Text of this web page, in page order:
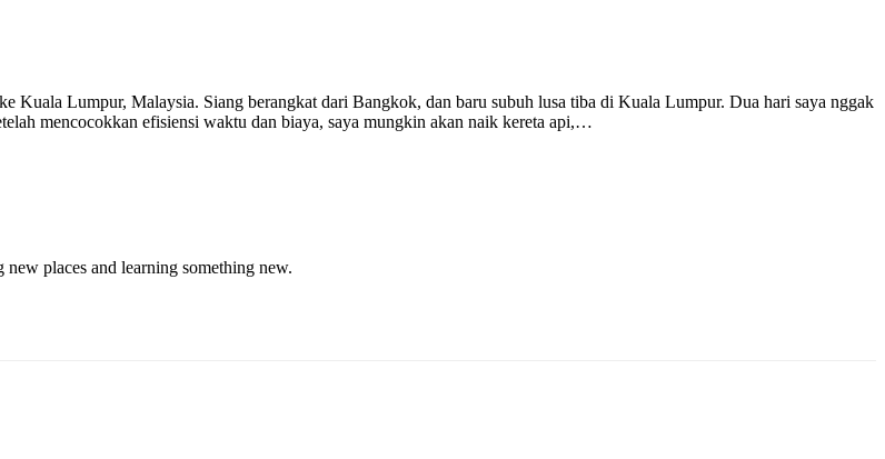
Kuala Lumpur, Malaysia. Siang berangkat dari Bangkok, dan baru subuh lusa tiba di Kuala Lumpur. Dua hari saya nggak
mencocokkan efisiensi waktu dan biaya, saya mungkin akan naik kereta api,…
places and learning something new.